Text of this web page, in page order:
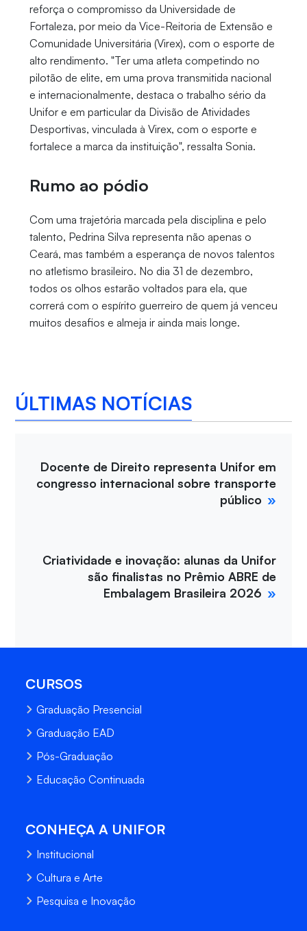
reforça o compromisso da Universidade de
Fortaleza, por meio da Vice-Reitoria de Extensão e
Comunidade Universitária (Virex), com o esporte de
alto rendimento. "Ter uma atleta competindo no
pilotão de elite, em uma prova transmitida nacional
e internacionalmente, destaca o trabalho sério da
Unifor e em particular da Divisão de Atividades
Desportivas, vinculada à Virex, com o esporte e
fortalece a marca da instituição", ressalta Sonia.
Rumo ao pódio
Com uma trajetória marcada pela disciplina e pelo
talento, Pedrina Silva representa não apenas o
Ceará, mas também a esperança de novos talentos
no atletismo brasileiro. No dia 31 de dezembro,
todos os olhos estarão voltados para ela, que
correrá com o espírito guerreiro de quem já venceu
muitos desafios e almeja ir ainda mais longe.
ÚLTIMAS NOTÍCIAS
Docente de Direito representa Unifor em
congresso internacional sobre transporte
público
Criatividade e inovação: alunas da Unifor
são finalistas no Prêmio ABRE de
Embalagem Brasileira 2026
CURSOS
Graduação Presencial
Graduação EAD
Pós-Graduação
Educação Continuada
CONHEÇA A UNIFOR
Institucional
Cultura e Arte
Pesquisa e Inovação